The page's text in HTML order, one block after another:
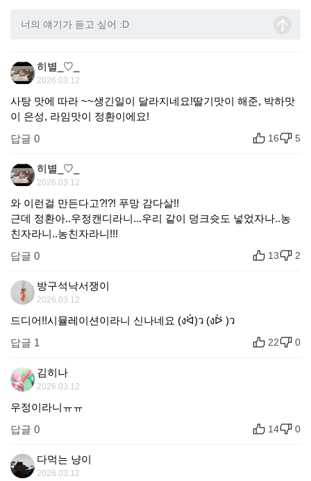
히별_♡_
2026.03.12
사탕 맛에 따라 ~~생긴일이 달라지네요!딸기맛이 해준, 박하맛
이 은성, 라임맛이 정환이에요!
답글 0
16 5
히별_♡_
2026.03.12
와 이런걸 만든다고?!?! 푸망 감다살!!
근데 정환아..우정캔디라니...우리 같이 덩크슛도 넣었자나..농
친자라니..농친자라니!!!
답글 0
13 2
방구석낙서쟁이
2026.03.12
드디어!!시뮬레이션이라니 신나네요 (งᐛ)ว (งᐖ )ว
답글 1
22 0
김히나
2026.03.12
우정이라니ㅠㅠ
답글 0
14 0
다먹는 냥이
2026.03.12